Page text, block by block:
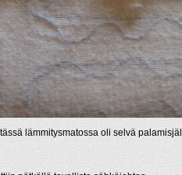
lämmitysmatossa oli selvä